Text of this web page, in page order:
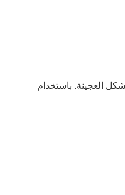
العجينة. باستخدام